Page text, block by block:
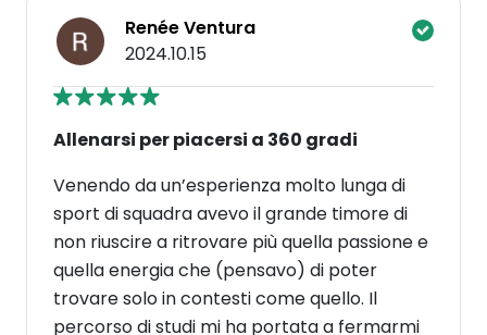
Renée Ventura
2024.10.15
Allenarsi per piacersi a 360 gradi
Venendo da un’esperienza molto lunga di
sport di squadra avevo il grande timore di
non riuscire a ritrovare più quella passione e
quella energia che (pensavo) di poter
trovare solo in contesti come quello. Il
percorso di studi mi ha portata a fermarmi